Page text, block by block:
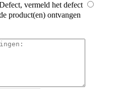
vermeld het defect
product(en) ontvangen